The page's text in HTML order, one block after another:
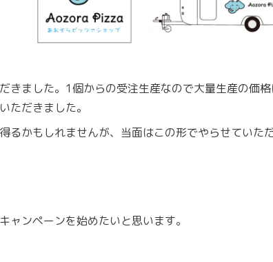
きました。1個からの受注生産なので大量生産の価
ただきました。
かもしれませんが、当面はこの形でやらせていただ
ンペーンを始めたいと思います。